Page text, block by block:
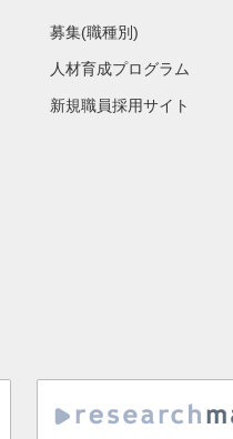
募集(職種別)
人材育成プログラム
新規職員採用サイト